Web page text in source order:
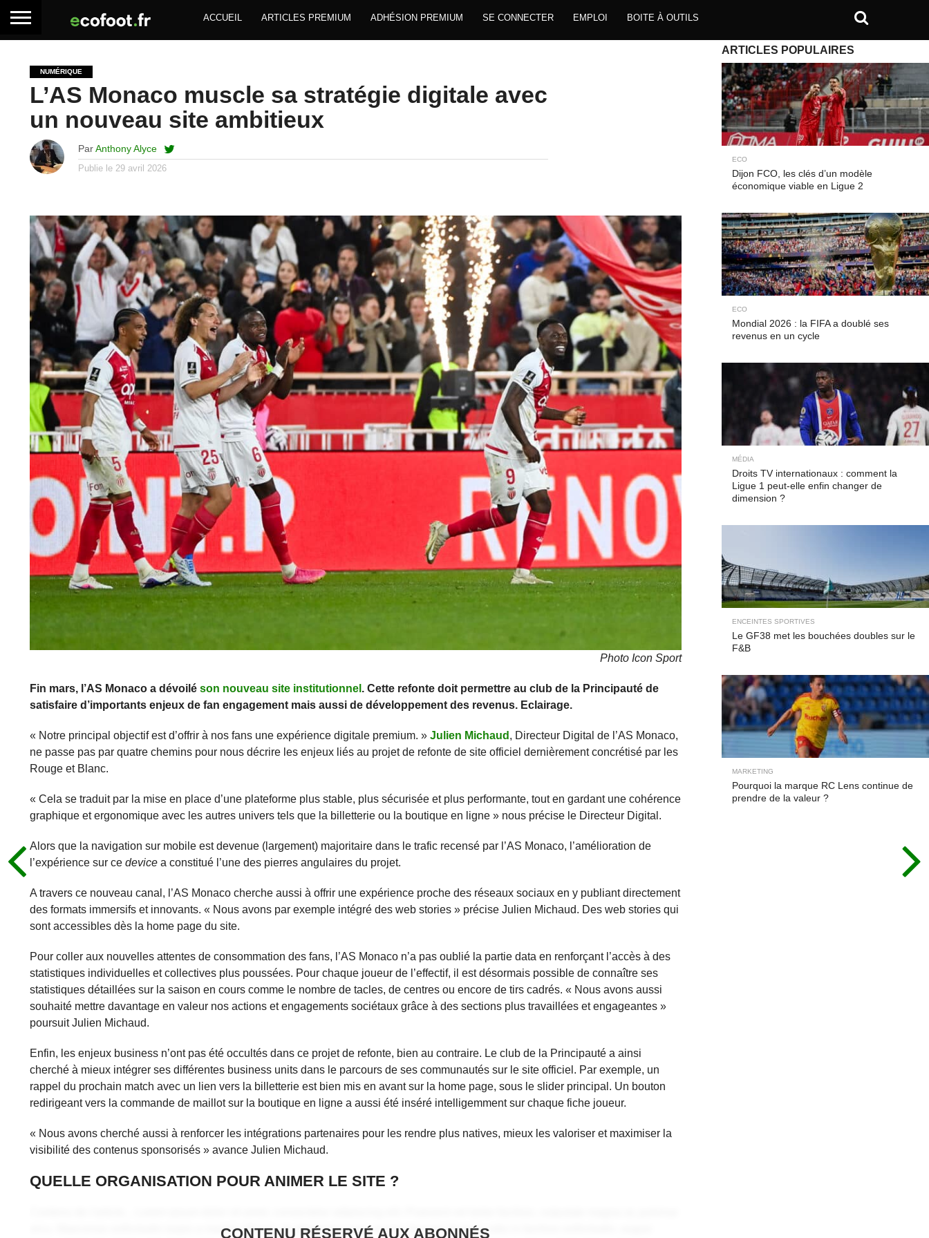
ACCUEIL ARTICLES PREMIUM ADHÉSION PREMIUM SE CONNECTER EMPLOI BOITE À OUTILS
NUMÉRIQUE
L’AS Monaco muscle sa stratégie digitale avec
un nouveau site ambitieux
ParAnthony Alyce
Publie le 29 avril 2026
Photo Icon Sport
Fin mars, l’AS Monaco a dévoilé son nouveau site institutionnel . Cette refonte doit permettre au club de la Principauté de
satisfaire d’importants enjeux de fan engagement mais aussi de développement des revenus. Eclairage.
« Notre principal objectif est d’offrir à nos fans une expérience digitale premium. » Julien Michaud , Directeur Digital de l’AS Monaco,
ne passe pas par quatre chemins pour nous décrire les enjeux liés au projet de refonte de site officiel dernièrement concrétisé par les
Rouge et Blanc.
« Cela se traduit par la mise en place d’une plateforme plus stable, plus sécurisée et plus performante, tout en gardant une cohérence
graphique et ergonomique avec les autres univers tels que la billetterie ou la boutique en ligne » nous précise le Directeur Digital.
Alors que la navigation sur mobile est devenue (largement) majoritaire dans le trafic recensé par l’AS Monaco, l’amélioration de
l’expérience sur ce devicea constitué l’une des pierres angulaires du projet.
A travers ce nouveau canal, l’AS Monaco cherche aussi à offrir une expérience proche des réseaux sociaux en y publiant directement
des formats immersifs et innovants. « Nous avons par exemple intégré des web stories » précise Julien Michaud. Des web stories qui
sont accessibles dès la home page du site.
Pour coller aux nouvelles attentes de consommation des fans, l’AS Monaco n’a pas oublié la partie data en renforçant l’accès à des
statistiques individuelles et collectives plus poussées. Pour chaque joueur de l’effectif, il est désormais possible de connaître ses
statistiques détaillées sur la saison en cours comme le nombre de tacles, de centres ou encore de tirs cadrés. « Nous avons aussi
souhaité mettre davantage en valeur nos actions et engagements sociétaux grâce à des sections plus travaillées et engageantes »
poursuit Julien Michaud.
Enfin, les enjeux business n’ont pas été occultés dans ce projet de refonte, bien au contraire. Le club de la Principauté a ainsi
cherché à mieux intégrer ses différentes business units dans le parcours de ses communautés sur le site officiel. Par exemple, un
rappel du prochain match avec un lien vers la billetterie est bien mis en avant sur la home page, sous le slider principal. Un bouton
redirigeant vers la commande de maillot sur la boutique en ligne a aussi été inséré intelligemment sur chaque fiche joueur.
« Nous avons cherché aussi à renforcer les intégrations partenaires pour les rendre plus natives, mieux les valoriser et maximiser la
visibilité des contenus sponsorisés » avance Julien Michaud.
QUELLE ORGANISATION POUR ANIMER LE SITE ?
arcu. Maecenas sollicitudin turpis a mauris ultrices, ac dignissim nunc auctor. Aenean feugiat, odio in facilisis sollicitudin, augue
CONTENU RÉSERVÉ AUX ABONNÉS
ARTICLES POPULAIRES
ECO
Dijon FCO, les clés d’un modèle
économique viable en Ligue 2
ECO
Mondial 2026 : la FIFA a doublé ses
revenus en un cycle
MÉDIA
Droits TV internationaux : comment la
Ligue 1 peut-elle enfin changer de
dimension ?
ENCEINTES SPORTIVES
Le GF38 met les bouchées doubles sur le
F&B
MARKETING
Pourquoi la marque RC Lens continue de
prendre de la valeur ?